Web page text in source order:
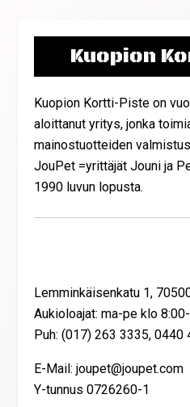
Kuopion
Kuopion Kortti-Piste on
aloittanut yritys, jonka
mainostuotteiden
JouPet =yrittäjät Jouni ja
1990 luvun lopusta.
Lemminkäisenkatu 1,
Aukioloajat: ma-pe klo
Puh: (017) 263 3335,
E-Mail: joupet@joupet.com
Y-tunnus 0726260-1